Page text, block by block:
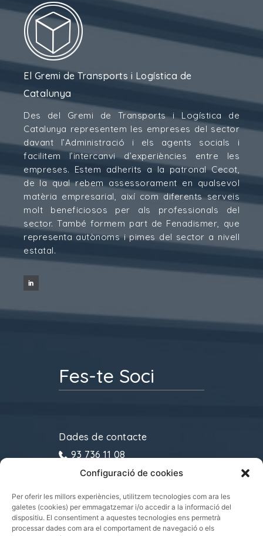
Configuració de cookies
Per oferir les millors experiències, utilitzem tecnologies com ara les
galetes (cookies) per emmagatzemar i/o accedir a la informació del
dispositiu. El consentiment a aquestes tecnologies ens permetrà
processar dades com ara el comportament de navegació o els
El Gremi de Transports i Logística de
Catalunya
Des del Gremi de Transports i Logística de
Catalunya representem les empreses del sector
davant l’Administració i els agents socials i
facilitem l’intercanvi d’experiències entre les
empreses. Estem adherits a la patronal Cecot,
de la qual rebem assessorament en qualsevol
matèria empresarial, així com diferents serveis
molt beneficiosos per als professionals del
sector. També formem part de Fenadismer, que
representa autònoms i pimes del sector a nivell
estatal.
Fes-te Soci
Dades de contacte
93 736 11 08
gremitransports@cecot.org
C/ Sant Pau, 6. 08221
Terrassa